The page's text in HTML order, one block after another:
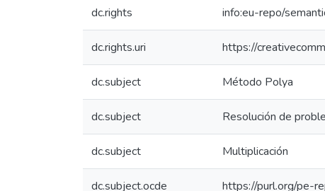
dc.rights info:eu-repo/
dc.rights.uri https://
dc.subject Método Polya
dc.subject Resolución de
dc.subject Multiplicación
dc.subject.ocde https://purl.org/pe-